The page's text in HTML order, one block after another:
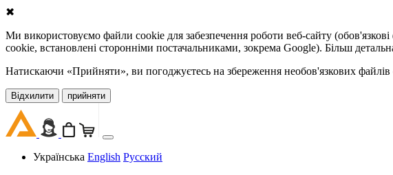
✖
Ми використовуємо файли cookie для забезпечення роботи веб-сайту
cookie, встановлені сторонніми постачальниками, зокрема Google). Більш
Натискаючи «Прийняти», ви погоджуєтесь на збереження необов'язкових
Відхилити прийняти
Українська English Русский